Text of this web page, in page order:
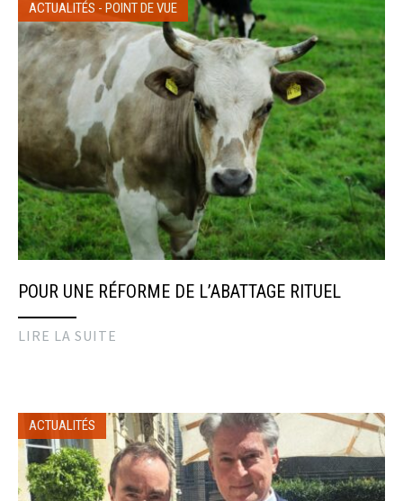
ACTUALITÉS - POINT DE VUE
POUR UNE RÉFORME DE L’ABATTAGE RITUEL
LIRE LA SUITE
ACTUALITÉS